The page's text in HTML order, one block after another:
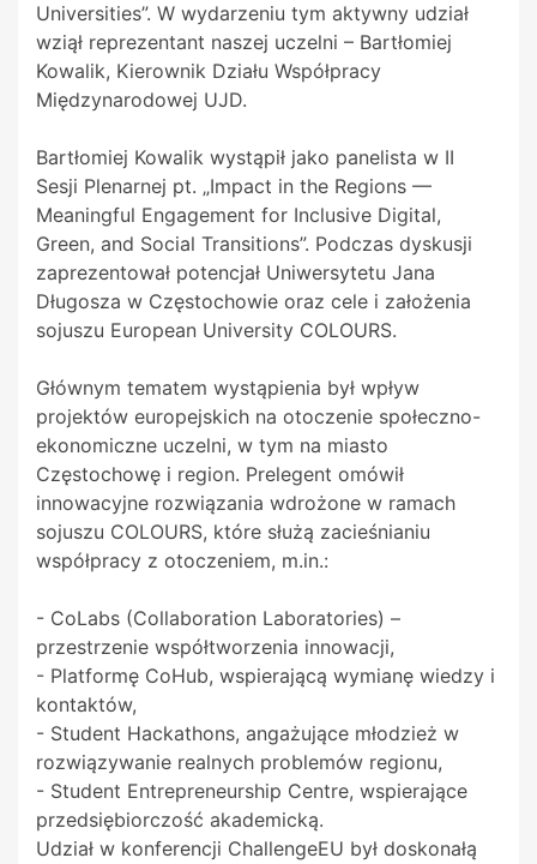
Universities”. W wydarzeniu tym aktywny udział
wziął reprezentant naszej uczelni – Bartłomiej
Kowalik, Kierownik Działu Współpracy
Międzynarodowej UJD.
Bartłomiej Kowalik wystąpił jako panelista w II
Sesji Plenarnej pt. „Impact in the Regions —
Meaningful Engagement for Inclusive Digital,
Green, and Social Transitions”. Podczas dyskusji
zaprezentował potencjał Uniwersytetu Jana
Długosza w Częstochowie oraz cele i założenia
sojuszu European University COLOURS.
Głównym tematem wystąpienia był wpływ
projektów europejskich na otoczenie społeczno-
ekonomiczne uczelni, w tym na miasto
Częstochowę i region. Prelegent omówił
innowacyjne rozwiązania wdrożone w ramach
sojuszu COLOURS, które służą zacieśnianiu
współpracy z otoczeniem, m.in.:
- CoLabs (Collaboration Laboratories) –
przestrzenie współtworzenia innowacji,
- Platformę CoHub, wspierającą wymianę wiedzy i
kontaktów,
- Student Hackathons, angażujące młodzież w
rozwiązywanie realnych problemów regionu,
- Student Entrepreneurship Centre, wspierające
przedsiębiorczość akademicką.
Udział w konferencji ChallengeEU był doskonałą